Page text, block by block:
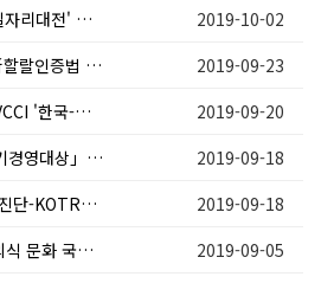
'중소기업 스마트 일자리대전' 참여업체 모집
2019-10-02
9.27 인도네시아 新할랄인증법 등 비즈니스 전략 세미나 안내
2019-09-23
11.7~9 신남방聯-VCCI '한국-베트남 투자기술협력포럼 및 상담회' 안내
2019-09-20
「2019 행복한 중기경영대상」 신청 안내
2019-09-18
9.27 신남방정책추진단-KOTRA 인도 CSR 의무화법 개정 설명회 안내
2019-09-18
中 요령성 대련시 외식 문화 국제 프랜차이즈 박람회 참관 프로그램 안내
2019-09-05